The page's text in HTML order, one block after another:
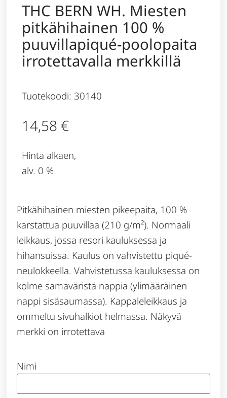
THC BERN WH. Miesten
pitkähihainen 100 %
puuvillapiqué-poolopaita
irrotettavalla merkkillä
Tuotekoodi: 30140
14,58 €
Hinta alkaen,
alv. 0 %
Pitkähihainen miesten pikeepaita, 100 %
karstattua puuvillaa (210 g/m²). Normaali
leikkaus, jossa resori kauluksessa ja
hihansuissa. Kaulus on vahvistettu piqué-
neulokkeella. Vahvistetussa kauluksessa on
kolme samaväristä nappia (ylimääräinen
nappi sisäsaumassa). Kappaleleikkaus ja
ommeltu sivuhalkiot helmassa. Näkyvä
merkki on irrotettava
Nimi